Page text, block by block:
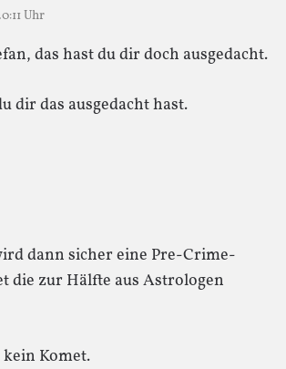
Uhr
das hast du dir doch ausgedacht.
dir das ausgedacht hast.
dann sicher eine Pre-Crime-
die zur Hälfte aus Astrologen
Komet.